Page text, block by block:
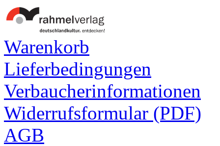
Warenkorb
Lieferbedingungen
Verbaucherinformationen
Widerrufsformular (PDF)
AGB